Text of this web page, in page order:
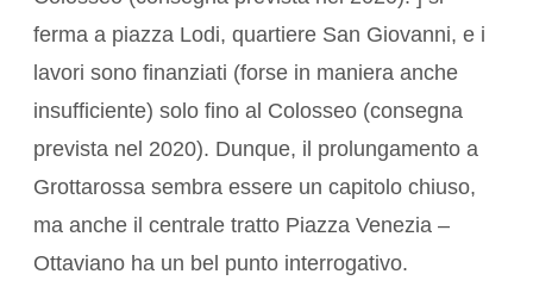
ferma a piazza Lodi, quartiere San Giovanni, e i
lavori sono finanziati (forse in maniera anche
insufficiente) solo fino al Colosseo (consegna
prevista nel 2020). Dunque, il prolungamento a
Grottarossa sembra essere un capitolo chiuso,
ma anche il centrale tratto Piazza Venezia –
Ottaviano ha un bel punto interrogativo.